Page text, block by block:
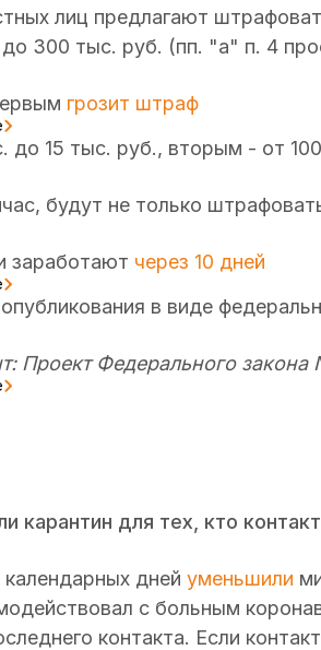
лиц предлагают
300 тыс. руб. (пп. "а" п. 4
грозит штраф
до 15 тыс. руб., вторым - от
будут не только
заработают через 10 дней
в виде
Проект Федерального закона
карантин для тех, кто
дней уменьшили
с больным
контакта. Если